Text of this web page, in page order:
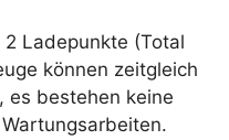
2 Ladepunkte (Total
können zeitgleich
es bestehen keine